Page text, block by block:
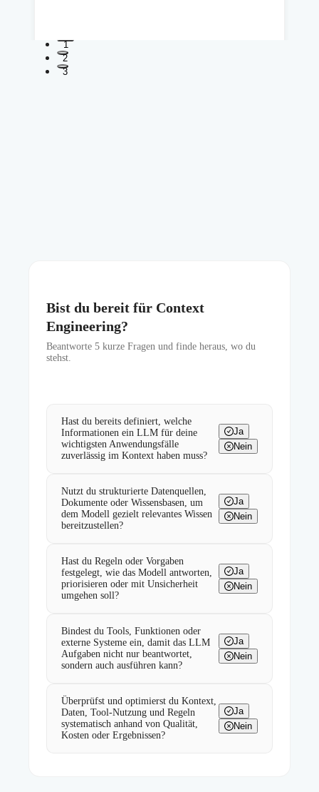
1
2
3
Bist du bereit für Context
Engineering?
Beantworte 5 kurze Fragen und finde heraus, wo du
stehst.
Hast du bereits definiert, welche
Informationen ein LLM für deine
wichtigsten Anwendungsfälle
zuverlässig im Kontext haben muss?
Ja
Nein
Nutzt du strukturierte Datenquellen,
Dokumente oder Wissensbasen, um
dem Modell gezielt relevantes Wissen
bereitzustellen?
Ja
Nein
Hast du Regeln oder Vorgaben
festgelegt, wie das Modell antworten,
priorisieren oder mit Unsicherheit
umgehen soll?
Ja
Nein
Bindest du Tools, Funktionen oder
externe Systeme ein, damit das LLM
Aufgaben nicht nur beantwortet,
sondern auch ausführen kann?
Ja
Nein
Überprüfst und optimierst du Kontext,
Daten, Tool-Nutzung und Regeln
systematisch anhand von Qualität,
Kosten oder Ergebnissen?
Ja
Nein